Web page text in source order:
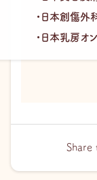
・日本創傷外
・日本乳房オ
Share